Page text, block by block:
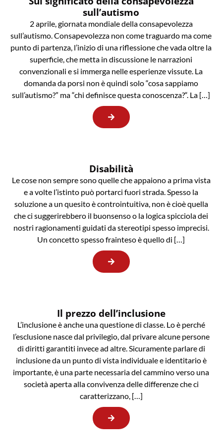
sull’autismo
2 aprile, giornata mondiale della consapevolezza
sull’autismo. Consapevolezza non come traguardo ma come
punto di partenza, l’inizio di una riflessione che vada oltre la
superficie, che metta in discussione le narrazioni
convenzionali e si immerga nelle esperienze vissute. La
domanda da porsi non è quindi solo “cosa sappiamo
sull’autismo?” ma “chi definisce questa conoscenza?“. La […]
Disabilità
Le cose non sempre sono quelle che appaiono a prima vista
e a volte l’istinto può portarci fuori strada. Spesso la
soluzione a un quesito è controintuitiva, non è cioè quella
che ci suggerirebbero il buonsenso o la logica spicciola dei
nostri ragionamenti guidati da stereotipi spesso imprecisi.
Un concetto spesso frainteso è quello di […]
Il prezzo dell’inclusione
L’inclusione è anche una questione di classe. Lo è perché
l’esclusione nasce dal privilegio, dal privare alcune persone
di diritti garantiti invece ad altre. Sicuramente parlare di
inclusione da un punto di vista individuale e identitario è
importante, è una parte necessaria del cammino verso una
società aperta alla convivenza delle differenze che ci
caratterizzano, […]